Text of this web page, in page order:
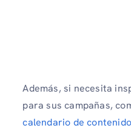
Además, si necesita
para sus campañas,
calendario de